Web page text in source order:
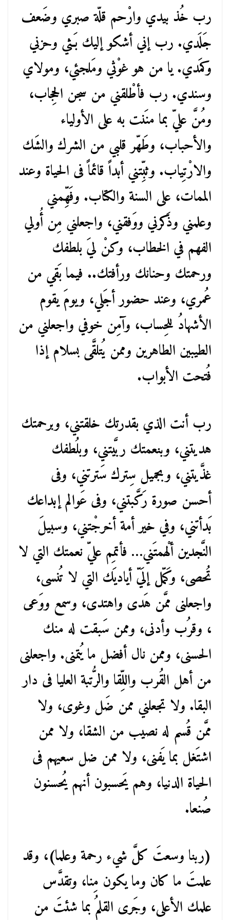
رب خُذ بيدي وارْحم قلّة صبري وضَعف
جَلَدي. رب إني أشكو إليك بَـثي وحزني
وكمَدي. يا من هو غوْثي ومَلجئي، ومولاي
وسندي. رب فأطْلقني من سجن الحِجاب،
ومُنَّ عليّ بما منَنت به على الأولياء
والأحباب، وطَهّر قلبي من الشرك والشَك
والارْتِياب. وثبِّتني أبداً قائماً فى الحياة وعند
الممات، على السنة والكتاب. وفَهِّمني
وعلمني وذَكرني ووَفقني، واجعلني مِن أُولي
الفهم في الخطاب، وكنْ ليَ بلطفك
ورحمتك وحنانك ورأفتك.. فيما بَقي من
عُمري، وعند حضور أجَلي، ويومَ يقوم
الأشهادُ للحِساب، وآمِن خوفي واجعلني من
الطيبين الطاهرين وممن يُتلقَّى بسلام إذا
فُتحت الأبواب.
رب أنت الذي بقدرتك خلقتني، وبرحمتك
هديتني، وبنعمتك ربَّيتني، وبلُطفك
غذَّيتني، وبجميل سِترك سَترتني، وفى
أحسن صورة رَكَّبتني، وفى عَوالم إبداعك
بَدأتني، وفي خير أمة أخرجْتني، وسبيلَ
النَّجدين ألْهمتَني… فأتمِم عليّ نعمتك التي لا
تُحصى، وكَمّل إلَيّ أياديَك التي لا تُنسى،
واجعلنى ممَّن هَدى واهتدى، وسمع ووَعى
، وقرُب وأدنى، وممن سَبقت له منك
الحسنى، وممن نال أفضل ما يُتمنى. واجعلنى
من أهل القُرب واللِّقا والرُّتبة العليا فى دار
البقا. ولا تجعلني ممن ضَل وغوى، ولا
ممَّن قُسم له نصيب من الشقا، ولا ممن
اشتَغل بما يَفنى، ولا ممن ضل سعيهم فى
الحياة الدنيا، وهم يَحسبون أنهم يُحسنون
صُنعا.
(ربنا وسعتَ كلَّ شيء رحمة وعلما)، وقد
علمتَ ما كان وما يكون مِنا، وتقدَّس
علمك الأعلى، وجَرى القلمُ بما شئتَ من